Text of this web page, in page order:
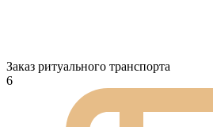
Заказ ритуального транспорта
6